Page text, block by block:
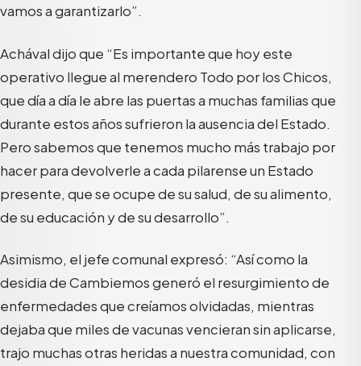
vamos a garantizarlo”.
Achával dijo que “Es importante que hoy este
operativo llegue al merendero Todo por los Chicos,
que día a día le abre las puertas a muchas familias que
durante estos años sufrieron la ausencia del Estado.
Pero sabemos que tenemos mucho más trabajo por
hacer para devolverle a cada pilarense un Estado
presente, que se ocupe de su salud, de su alimento,
de su educación y de su desarrollo”.
Asimismo, el jefe comunal expresó: “Así como la
desidia de Cambiemos generó el resurgimiento de
enfermedades que creíamos olvidadas, mientras
dejaba que miles de vacunas vencieran sin aplicarse,
trajo muchas otras heridas a nuestra comunidad, con